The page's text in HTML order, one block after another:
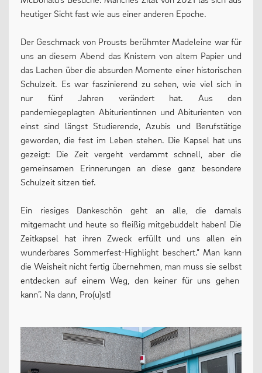
heutiger Sicht fast wie aus einer anderen Epoche.
Der Geschmack von Prousts berühmter Madeleine war für
uns an diesem Abend das Knistern von altem Papier und
das Lachen über die absurden Momente einer historischen
Schulzeit. Es war faszinierend zu sehen, wie viel sich in
nur fünf Jahren verändert hat. Aus den
pandemiegeplagten Abiturientinnen und Abiturienten von
einst sind längst Studierende, Azubis und Berufstätige
geworden, die fest im Leben stehen. Die Kapsel hat uns
gezeigt: Die Zeit vergeht verdammt schnell, aber die
gemeinsamen Erinnerungen an diese ganz besondere
Schulzeit sitzen tief.
Ein riesiges Dankeschön geht an alle, die damals
mitgemacht und heute so fleißig mitgebuddelt haben! Die
Zeitkapsel hat ihren Zweck erfüllt und uns allen ein
wunderbares Sommerfest-Highlight beschert.” Man kann
die Weisheit nicht fertig übernehmen, man muss sie selbst
entdecken auf einem Weg, den keiner für uns gehen
kann”. Na dann, Pro(u)st!